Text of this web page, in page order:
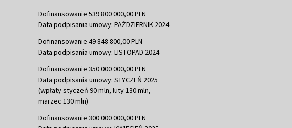
Dofinansowanie 539 800 000,00 PLN
Data podpisania umowy: PAŹDZIERNIK 2024
Dofinansowanie 49 848 800,00 PLN
Data podpisania umowy: LISTOPAD 2024
Dofinansowanie 350 000 000,00 PLN
Data podpisania umowy: STYCZEŃ 2025
(wpłaty styczeń 90 mln, luty 130 mln,
marzec 130 mln)
Dofinansowanie 300 000 000,00 PLN